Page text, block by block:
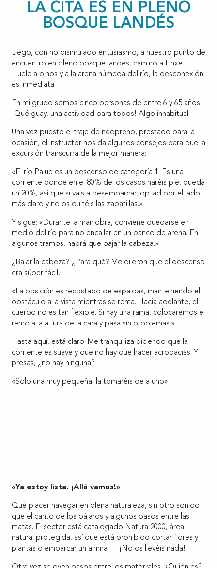
LA CITA ES EN PLENO
BOSQUE LANDÉS
Llego, con no disimulado entusiasmo, a nuestro punto de
encuentro en pleno bosque landés, camino a Linxe.
Huele a pinos y a la arena húmeda del río, la desconexión
es inmediata.
En mi grupo somos cinco personas de entre 6 y 65 años.
¡Qué guay, una actividad para todos! Algo inhabitual.
Una vez puesto el traje de neopreno, prestado para la
ocasión, el instructor nos da algunos consejos para que la
excursión transcurra de la mejor manera:
«El río Palue es un descenso de categoría 1. Es una
corriente donde en el 80% de los casos haréis pie, queda
un 20%, así que si vais a desembarcar, optad por el lado
más claro y no os quitéis las zapatillas.»
Y sigue: «Durante la maniobra, conviene quedarse en
medio del río para no encallar en un banco de arena. En
algunos tramos, habrá que bajar la cabeza.»
¿Bajar la cabeza? ¿Para qué? Me dijeron que el descenso
era súper fácil…
«La posición es recostado de espaldas, manteniendo el
obstáculo a la vista mientras se rema. Hacia adelante, el
cuerpo no es tan flexible. Si hay una rama, colocaremos el
remo a la altura de la cara y pasa sin problemas.»
Hasta aquí, está claro. Me tranquiliza diciendo que la
corriente es suave y que no hay que hacer acrobacias. Y
presas, ¿no hay ninguna?
«Solo una muy pequeña, la tomaréis de a uno».
«Ya estoy lista. ¡Allá vamos!»
Qué placer navegar en plena naturaleza, sin otro sonido
que el canto de los pájaros y algunos pasos entre las
matas. El sector está catalogado Natura 2000, área
natural protegida, así que está prohibido cortar flores y
plantas o embarcar un animal… ¡No os llevéis nada!